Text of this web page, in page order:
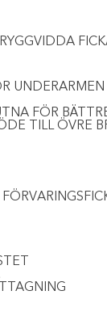
UNDERARMEN
FÖR
TILL ÖVRE